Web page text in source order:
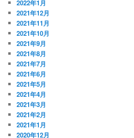
2022年1月
2021年12月
2021年11月
2021年10月
2021年9月
2021年8月
2021年7月
2021年6月
2021年5月
2021年4月
2021年3月
2021年2月
2021年1月
2020年12月